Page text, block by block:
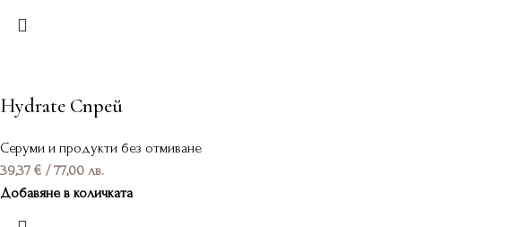
Hydrate Спрей
Серуми и продукти без отмиване
39,37 € / 77,00 лв.
Добавяне в количката